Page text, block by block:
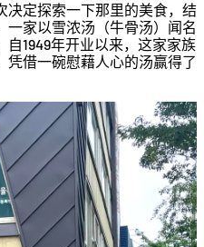
决定探索一下那里的美食，结
一家以雪浓汤（牛骨汤）闻名
1949年开业以来，这家家族
借一碗慰藉人心的汤赢得了